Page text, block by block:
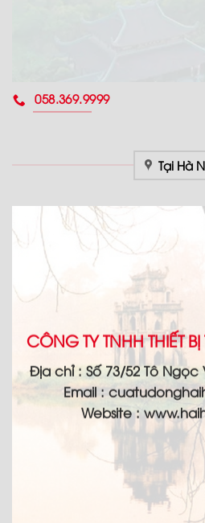
058.369.9999
Tại Hà
CÔNG TY TNHH THIẾT
Địa chỉ :Số 73/52 Tô Ngọc
Email :
Website :